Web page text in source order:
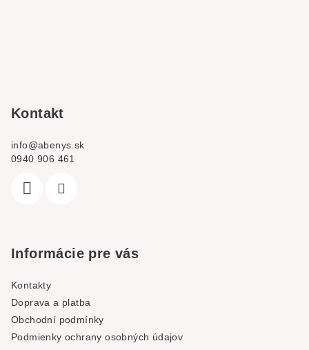
Kontakt
info@abenys.sk
0940 906 461
Informácie pre vás
Kontakty
Doprava a platba
Obchodní podmínky
Podmienky ochrany osobných údajov